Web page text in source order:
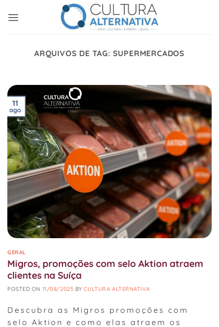
ARQUIVOS DE TAG: SUPERMERCADOS
11
ago
GERAL
Migros, promoções com selo Aktion atraem
clientes na Suíça
POSTED ON 11/08/2025 BYCULTURA ALTERNATIVA
Descubra as Migros promoções com
selo Aktion e como elas atraem os